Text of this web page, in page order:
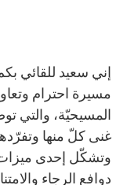
إني سعيد للقائي
مسيرة احترام
المسيحيّة، والتي
غنى كلّ منها
وتشكّل إحدى
دوافع الرجاء